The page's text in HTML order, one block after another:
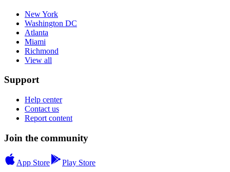
New York
Washington DC
Atlanta
Miami
Richmond
View all
Support
Help center
Contact us
Report content
Join the community
App Store Play Store